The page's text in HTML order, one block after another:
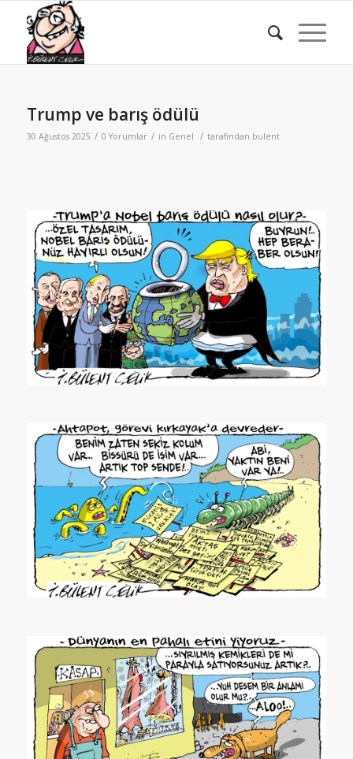
Trump ve barış ödülü
30 Ağustos 2025 / 0 Yorumlar / in Genel / tarafından bulent